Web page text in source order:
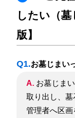
したい（
版】
Q1.お墓じまい
A. お墓じま
取り出し、
管理者へ区